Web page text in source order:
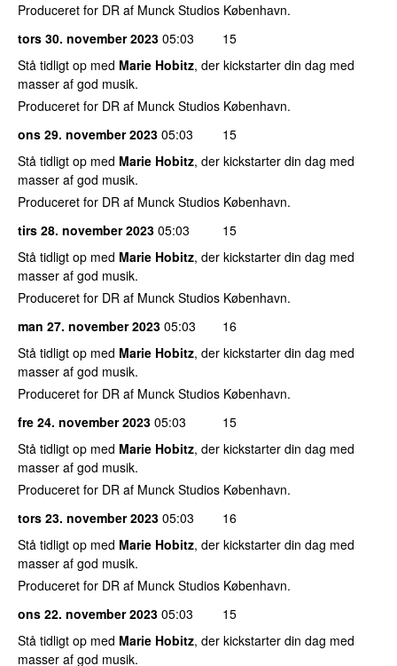
Produceret for DR af Munck Studios København.
tors 30. november 2023 05:03
15
Stå tidligt op med Marie Hobitz, der kickstarter din dag med
masser af god musik.
Produceret for DR af Munck Studios København.
ons 29. november 2023 05:03
15
Stå tidligt op med Marie Hobitz, der kickstarter din dag med
masser af god musik.
Produceret for DR af Munck Studios København.
tirs 28. november 2023 05:03
15
Stå tidligt op med Marie Hobitz, der kickstarter din dag med
masser af god musik.
Produceret for DR af Munck Studios København.
man 27. november 2023 05:03
16
Stå tidligt op med Marie Hobitz, der kickstarter din dag med
masser af god musik.
Produceret for DR af Munck Studios København.
fre 24. november 2023 05:03
15
Stå tidligt op med Marie Hobitz, der kickstarter din dag med
masser af god musik.
Produceret for DR af Munck Studios København.
tors 23. november 2023 05:03
16
Stå tidligt op med Marie Hobitz, der kickstarter din dag med
masser af god musik.
Produceret for DR af Munck Studios København.
ons 22. november 2023 05:03
15
Stå tidligt op med Marie Hobitz, der kickstarter din dag med
masser af god musik.